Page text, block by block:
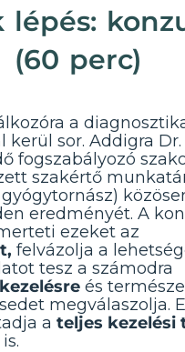
lépés:
(60 perc)
a
kerül sor. Addigra
fogszabályozó
szakértő
eredményét. A
ezeket az
felvázolja a
tesz a számodra
és
megválaszolja.
a teljes kezelési
is.